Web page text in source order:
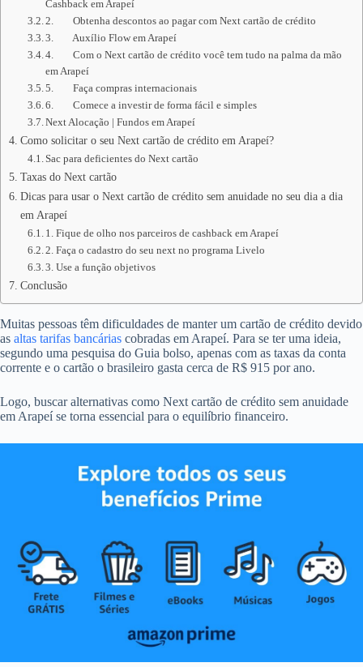
Cashback em Arapeí
2. Obtenha descontos ao pagar com Next cartão de crédito
3. Auxílio Flow em Arapeí
4. Com o Next cartão de crédito você tem tudo na palma da mão
em Arapeí
5. Faça compras internacionais
6. Comece a investir de forma fácil e simples
Next Alocação | Fundos em Arapeí
Como solicitar o seu Next cartão de crédito em Arapeí?
Sac para deficientes do Next cartão
Taxas do Next cartão
Dicas para usar o Next cartão de crédito sem anuidade no seu dia a dia
em Arapeí
1. Fique de olho nos parceiros de cashback em Arapeí
2. Faça o cadastro do seu next no programa Livelo
3. Use a função objetivos
Conclusão
Muitas pessoas têm dificuldades de manter um cartão de crédito devido
as altas tarifas bancárias cobradas em Arapeí. Para se ter uma ideia,
segundo uma pesquisa do Guia bolso, apenas com as taxas da conta
corrente e o cartão o brasileiro gasta cerca de R$ 915 por ano.
Logo, buscar alternativas como Next cartão de crédito sem anuidade
em Arapeí se torna essencial para o equilíbrio financeiro.